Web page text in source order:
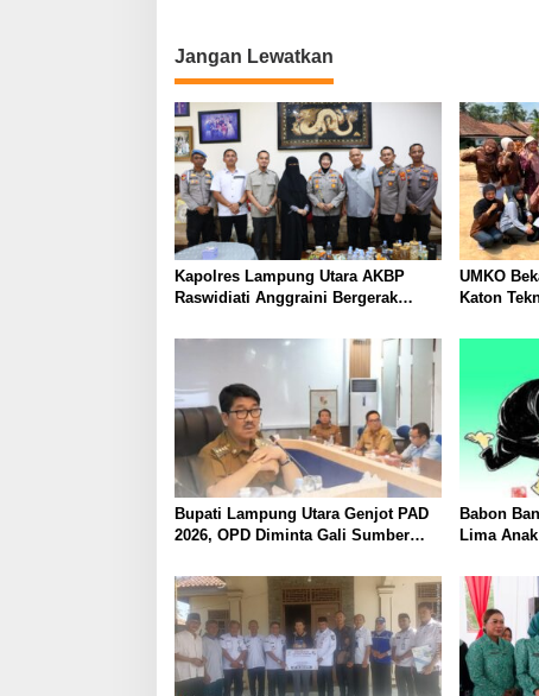
Jangan Lewatkan
Kapolres Lampung Utara AKBP
Raswidiati Anggraini Bergerak
dan Adat Perkuat Kamtibmas
UMKO
Katon
Bupati Lampung Utara Genjot PAD
2026, OPD Diminta Gali Sumber
Optimalkan PBB-P2
Babon
Lima
Heboh